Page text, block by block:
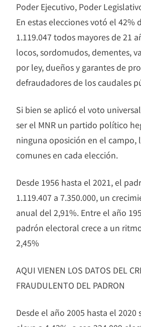
Poder Ejecutivo, Poder
En estas elecciones votó el 42%
1.119.047 todos mayores de 21
locos, sordomudos, dementes,
por ley, dueños y garantes de
defraudadores de los caudales
Si bien se aplicó el voto
ser el MNR un partido político
ninguna oposición en el campo,
comunes en cada elección.
Desde 1956 hasta el 2021, el
1.119.407 a 7.350.000, un
anual del 2,91%. Entre el año
padrón electoral crece a un
2,45%
AQUI VIENEN LOS DATOS DEL
FRAUDULENTO DEL PADRON
Desde el año 2005 hasta el 2020